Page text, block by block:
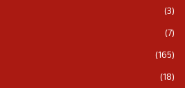
(3)
(7)
(165)
(18)